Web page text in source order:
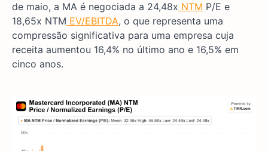
de maio, a MA é negociada a 24,48x NTM P/E e
18,65x NTM EV/EBITDA, o que representa uma
compressão significativa para uma empresa cuja
receita aumentou 16,4% no último ano e 16,5% em
cinco anos.